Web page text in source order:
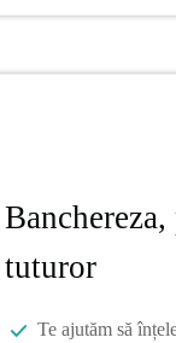
tuturor
Te ajutăm să